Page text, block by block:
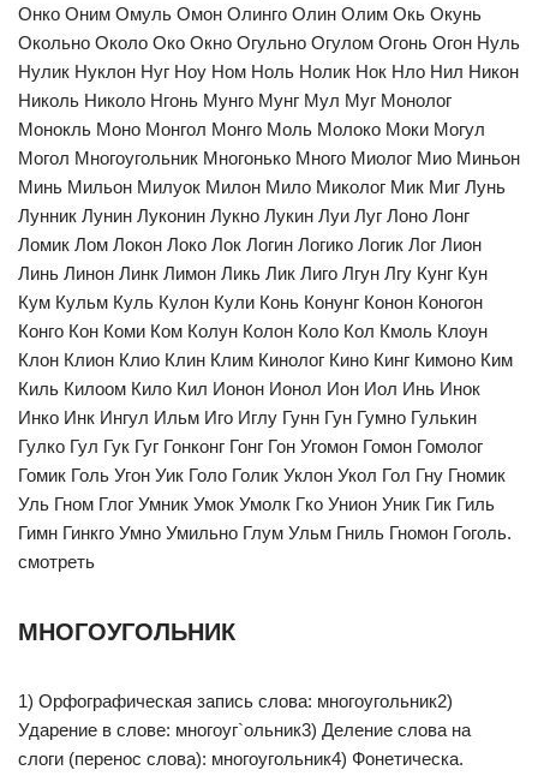
Онко Оним Омуль Омон Олинго Олин Олим Окь Окунь
Окольно Около Око Окно Огульно Огулом Огонь Огон Нуль
Нулик Нуклон Нуг Ноу Ном Ноль Нолик Нок Нло Нил Никон
Николь Николо Нгонь Мунго Мунг Мул Муг Монолог
Монокль Моно Монгол Монго Моль Молоко Моки Могул
Могол Многоугольник Многонько Много Миолог Мио Миньон
Минь Мильон Милуок Милон Мило Миколог Мик Миг Лунь
Лунник Лунин Луконин Лукно Лукин Луи Луг Лоно Лонг
Ломик Лом Локон Локо Лок Логин Логико Логик Лог Лион
Линь Линон Линк Лимон Ликь Лик Лиго Лгун Лгу Кунг Кун
Кум Кульм Куль Кулон Кули Конь Конунг Конон Коногон
Конго Кон Коми Ком Колун Колон Коло Кол Кмоль Клоун
Клон Клион Клио Клин Клим Кинолог Кино Кинг Кимоно Ким
Киль Килоом Кило Кил Ионон Ионол Ион Иол Инь Инок
Инко Инк Ингул Ильм Иго Иглу Гунн Гун Гумно Гулькин
Гулко Гул Гук Гуг Гонконг Гонг Гон Угомон Гомон Гомолог
Гомик Голь Угон Уик Голо Голик Уклон Укол Гол Гну Гномик
Уль Гном Глог Умник Умок Умолк Гко Унион Уник Гик Гиль
Гимн Гинкго Умно Умильно Глум Ульм Гниль Гномон Гоголь.
смотреть
МНОГОУГОЛЬНИК
1) Орфографическая запись слова: многоугольник2)
Ударение в слове: многоуг`ольник3) Деление слова на
слоги (перенос слова): многоугольник4) Фонетическа.